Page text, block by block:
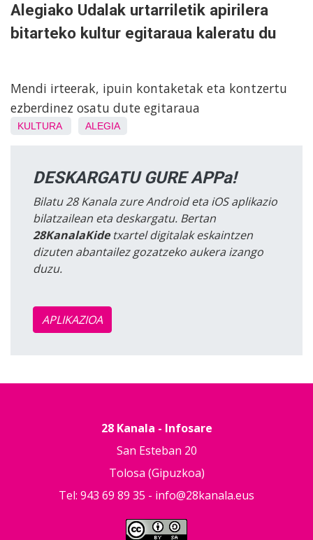
Alegiako Udalak urtarriletik apirilera
bitarteko kultur egitaraua kaleratu du
Mendi irteerak, ipuin kontaketak eta kontzertu
ezberdinez osatu dute egitaraua
KULTURA ALEGIA
DESKARGATU GURE APPa!
Bilatu 28 Kanala zure Android eta iOS aplikazio
bilatzailean eta deskargatu. Bertan
28KanalaKidetxartel digitalak eskaintzen
dizuten abantailez gozatzeko aukera izango
duzu.
APLIKAZIOA
28 Kanala - Infosare
San Esteban 20
Tolosa (Gipuzkoa)
Tel: 943 69 89 35 - info@28kanala.eus